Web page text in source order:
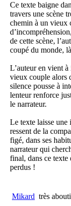
Ce texte baigne
travers une scène
chemin à un vieux
de cette scène,
coupé du monde,
L’auteur en vient
vieux couple alors
silence pousse à
lenteur renforce
le narrateur.
Le texte laisse une
ressent de la
figé, dans ses
narrateur qui
final, dans ce texte
perdus !
Mikard très